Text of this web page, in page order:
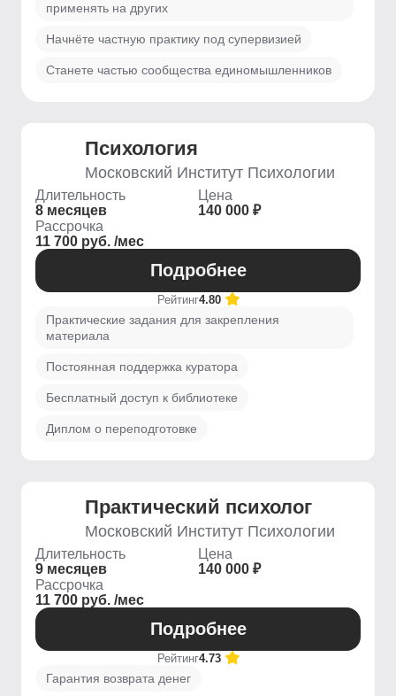
применять на других
Начнёте частную практику под супервизией
Станете частью сообщества единомышленников
Психология
Московский Институт Психологии
Длительность
8 месяцев
Цена
140 000 ₽
Рассрочка
11 700 руб. /мес
Подробнее
Рейтинг4.80
Практические задания для закрепления
материала
Постоянная поддержка куратора
Бесплатный доступ к библиотеке
Диплом о переподготовке
Практический психолог
Московский Институт Психологии
Длительность
9 месяцев
Цена
140 000 ₽
Рассрочка
11 700 руб. /мес
Подробнее
Рейтинг4.73
Гарантия возврата денег